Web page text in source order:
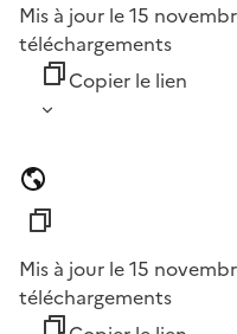
Mis à jour le 15
téléchargements
Copier le lien
Mis à jour le 15
téléchargements